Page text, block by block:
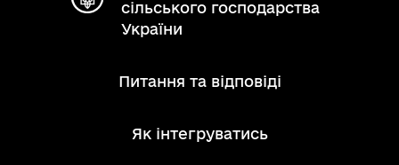
сільського господарства
України
Питання та відповіді
Як інтегруватись